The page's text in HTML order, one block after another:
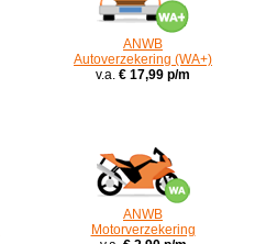
ANWB
Autoverzekering (WA+)
v.a. € 17,99 p/m
ANWB
Motorverzekering